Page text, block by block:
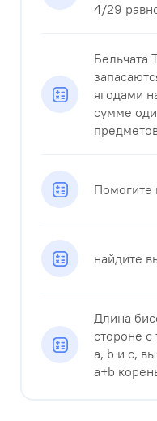
4/29
Бельчата
ягодами
сумме
Помогите
найдите
Длина
стороне с
a, b и с,
a+b